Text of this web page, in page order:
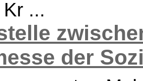
...
der